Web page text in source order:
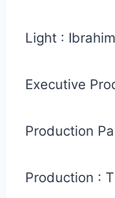
Light : Ibrahim
Executive
Production
Production :